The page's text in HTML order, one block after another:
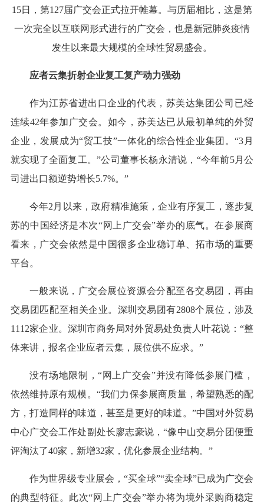
15日，第127届广交会正式拉开帷幕。与历届相比，这是第
一次完全以互联网形式进行的广交会，也是新冠肺炎疫情
发生以来最大规模的全球性贸易盛会。
应者云集折射企业复工复产动力强劲
作为江苏省进出口企业的代表，苏美达集团公司已经
连续42年参加广交会。如今，苏美达已从最初单纯的外贸
企业，发展成为“贸工技”一体化的综合性企业集团。“3月
就实现了全面复工。”公司董事长杨永清说，“今年前5月公
司进出口额逆势增长5.7%。”
今年2月以来，政府精准施策，企业有序复工，逐步复
苏的中国经济是本次“网上广交会”举办的底气。在参展商
看来，广交会依然是中国很多企业稳订单、拓市场的重要
平台。
一般来说，广交会展位资源会分配至各交易团，再由
交易团匹配至相关企业。深圳交易团有2808个展位，涉及
1112家企业。深圳市商务局对外贸易处负责人叶花说：“整
体来讲，报名企业应者云集，展位供不应求。”
没有场地限制，“网上广交会”并没有降低参展门槛，
依然维持原有规模。“我们力保参展商质量，希望熟悉的配
方，打造同样的味道，甚至是更好的味道。”中国对外贸易
中心广交会工作处副处长廖志豪说，“像中山交易分团便重
评淘汰了40家，新增32家，优化参展企业结构。”
作为世界级专业展会，“买全球”“卖全球”已成为广交会
的典型特征。此次“网上广交会”举办将为境外采购商稳定